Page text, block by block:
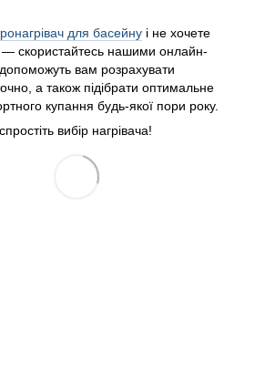
для басейну і не хочете
скористайтесь нашими онлайн-
вам розрахувати
а також підібрати оптимальне
купання будь-якої пори року.
вибір нагрівача!